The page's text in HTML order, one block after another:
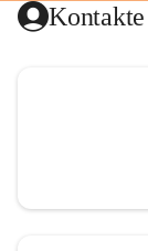
Kontakte